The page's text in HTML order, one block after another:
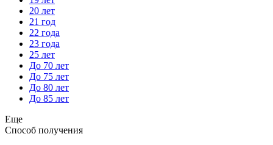
20 лет
21 год
22 года
23 года
25 лет
До 70 лет
До 75 лет
До 80 лет
До 85 лет
Еще
Способ получения